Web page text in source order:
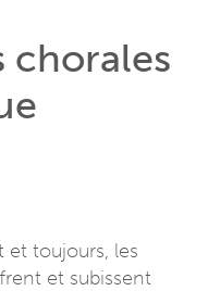
chorales
toujours, les
et subissent